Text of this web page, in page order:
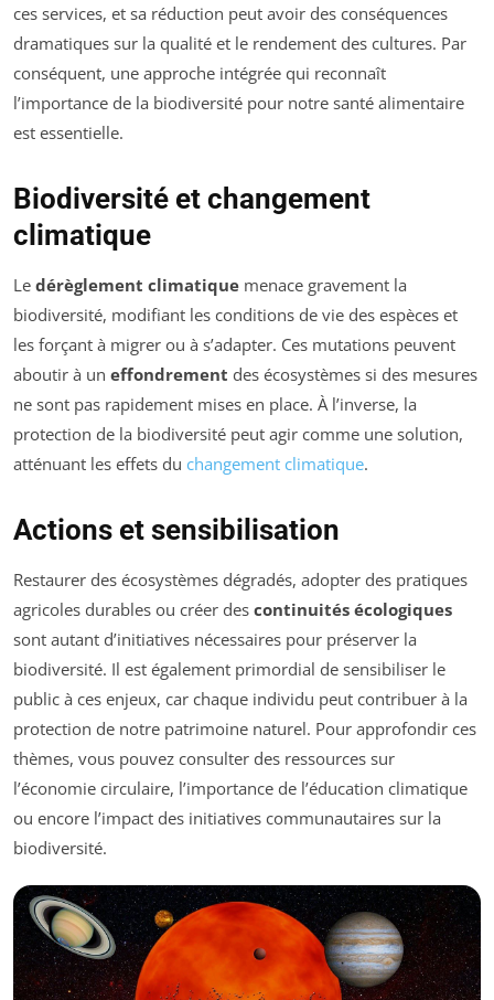
ces services, et sa réduction peut avoir des conséquences
dramatiques sur la qualité et le rendement des cultures. Par
conséquent, une approche intégrée qui reconnaît
l’importance de la biodiversité pour notre santé alimentaire
est essentielle.
Biodiversité et changement
climatique
Le dérèglement climatique menace gravement la
biodiversité, modifiant les conditions de vie des espèces et
les forçant à migrer ou à s’adapter. Ces mutations peuvent
aboutir à un effondrement des écosystèmes si des mesures
ne sont pas rapidement mises en place. À l’inverse, la
protection de la biodiversité peut agir comme une solution,
atténuant les effets du changement climatique.
Actions et sensibilisation
Restaurer des écosystèmes dégradés, adopter des pratiques
agricoles durables ou créer des continuités écologiques
sont autant d’initiatives nécessaires pour préserver la
biodiversité. Il est également primordial de sensibiliser le
public à ces enjeux, car chaque individu peut contribuer à la
protection de notre patrimoine naturel. Pour approfondir ces
thèmes, vous pouvez consulter des ressources sur
l’économie circulaire, l’importance de l’éducation climatique
ou encore l’impact des initiatives communautaires sur la
biodiversité.